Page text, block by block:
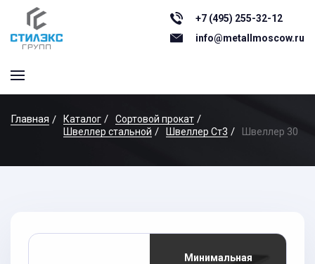
+7 (495) 255-32-12
info@metallmoscow.ru
Главная Каталог
Сортовой прокат
Швеллер стальной
Швеллер Ст3 Швеллер 30
Минимальная